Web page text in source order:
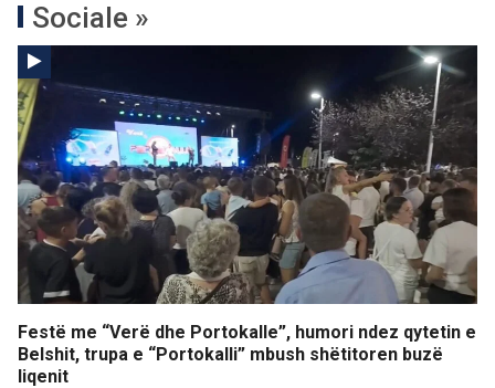
Sociale »
Festë me “Verë dhe Portokalle”, humori ndez qytetin e
Belshit, trupa e “Portokalli” mbush shëtitoren buzë
liqenit